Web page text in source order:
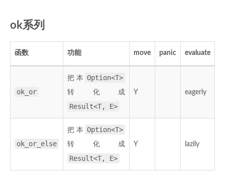
ok系列
函数 功能 move panic evaluate
ok_or
把本 Option<T>
转化成
Result<T, E>
Y eagerly
ok_or_else
把本 Option<T>
转化成
Result<T, E>
Y lazily